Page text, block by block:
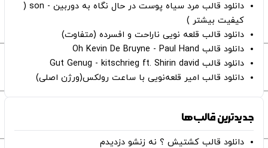
دانلود قالب مرد سیاه پوست در حال نگاه به دوربین - son (
کیفیت بیشتر )
دانلود قالب قلعه نویی ناراحت و افسرده (متفاوت)
دانلود قالب Oh Kevin De Bruyne - Paul Hand
دانلود قالب Gut Genug - kitschrieg ft. Shirin david
دانلود قالب امیر قلعه‌نویی با ساعت رولکس(ورژن اصلی)
جدیدترین قالب‌ها
دانلود قالب کشتیش ؟ نه زنشو دزدیدم